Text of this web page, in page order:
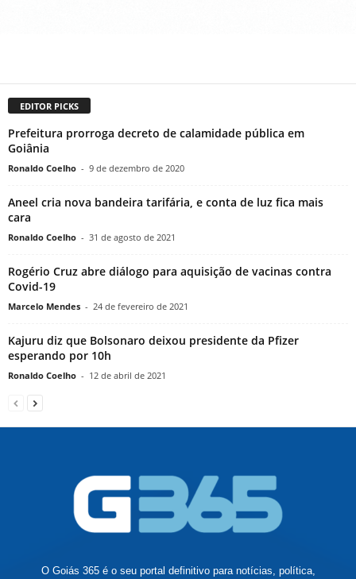
EDITOR PICKS
Prefeitura prorroga decreto de calamidade pública em
Goiânia
Ronaldo Coelho - 9 de dezembro de 2020
Aneel cria nova bandeira tarifária, e conta de luz fica mais
cara
Ronaldo Coelho - 31 de agosto de 2021
Rogério Cruz abre diálogo para aquisição de vacinas contra
Covid-19
Marcelo Mendes - 24 de fevereiro de 2021
Kajuru diz que Bolsonaro deixou presidente da Pfizer
esperando por 10h
Ronaldo Coelho - 12 de abril de 2021
O Goiás 365 é o seu portal definitivo para notícias, política,